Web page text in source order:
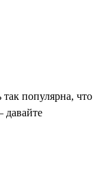
популярна, что
давайте